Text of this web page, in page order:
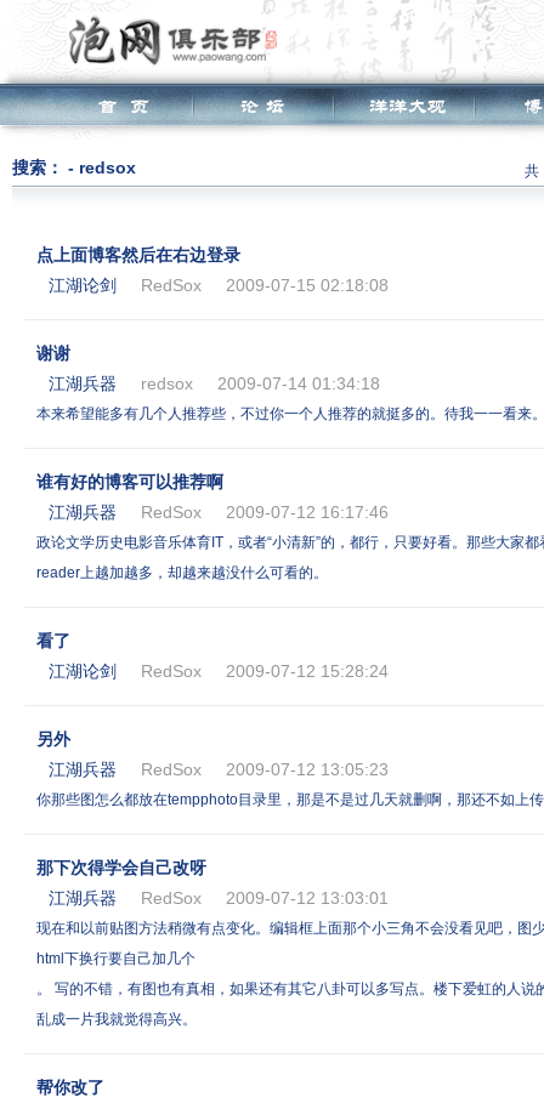
搜索： - redsox 共
点上面博客然后在右边登录
江湖论剑
RedSox 2009-07-15 02:18:08
谢谢
江湖兵器
redsox 2009-07-14 01:34:18
本来希望能多有几个人推荐些，不过你一个人推荐的就挺多的。待我一一看来
谁有好的博客可以推荐啊
江湖兵器
RedSox 2009-07-12 16:17:46
政论文学历史电影音乐体育IT，或者“小清新”的，都行，只要好看。那些大家
reader上越加越多，却越来越没什么可看的。
看了
江湖论剑
RedSox 2009-07-12 15:28:24
另外
江湖兵器
RedSox 2009-07-12 13:05:23
你那些图怎么都放在tempphoto目录里，那是不是过几天就删啊，那还不如上
那下次得学会自己改呀
江湖兵器
RedSox 2009-07-12 13:03:01
现在和以前贴图方法稍微有点变化。编辑框上面那个小三角不会没看见吧，图
html下换行要自己加几个
。 写的不错，有图也有真相，如果还有其它八卦可以多写点。楼下爱虹的人
乱成一片我就觉得高兴。
帮你改了